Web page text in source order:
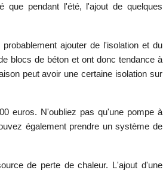
pendant l'été, l'ajout de quelques
ajouter de l'isolation et du
blocs de béton et ont donc tendance à
peut avoir une certaine isolation sur
euros. N'oubliez pas qu'une pompe à
également prendre un système de
de perte de chaleur. L'ajout d'une